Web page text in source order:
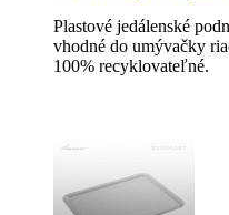
Plastové jedálenské
vhodné do umývačky
100% recyklovateľné.